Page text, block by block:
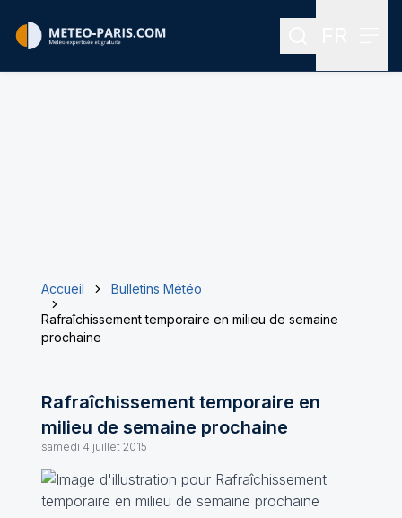
Rechercher
Accueil
Bulletins Météo
Rafraîchissement temporaire en milieu de semaine
prochaine
Rafraîchissement temporaire en
milieu de semaine prochaine
samedi 4 juillet 2015